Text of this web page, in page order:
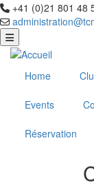
Téléphone
+41 (0)21 801 48
Email
Home
Events
Réservation